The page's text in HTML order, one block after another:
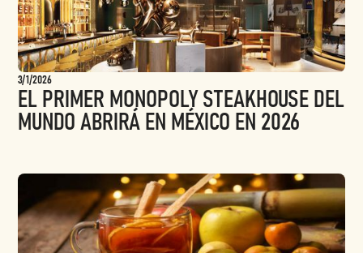
3/1/2026
EL PRIMER MONOPOLY STEAKHOUSE DEL
MUNDO ABRIRÁ EN MÉXICO EN 2026